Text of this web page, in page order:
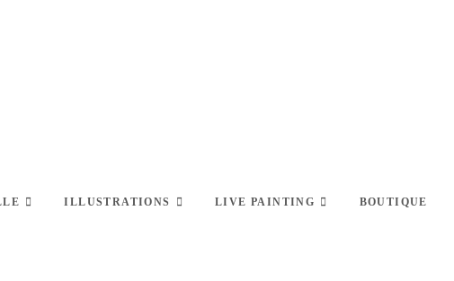
ILLUSTRATIONS LIVE PAINTING BOUTIQUE